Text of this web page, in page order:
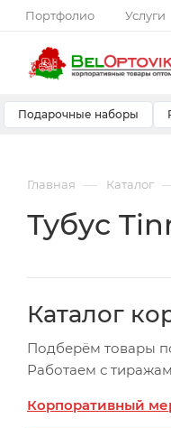
Портфолио Услуги
Подарочные наборы
Главная — Каталог
Тубус
Каталог
Подберём товары
Работаем с
Корпоративный